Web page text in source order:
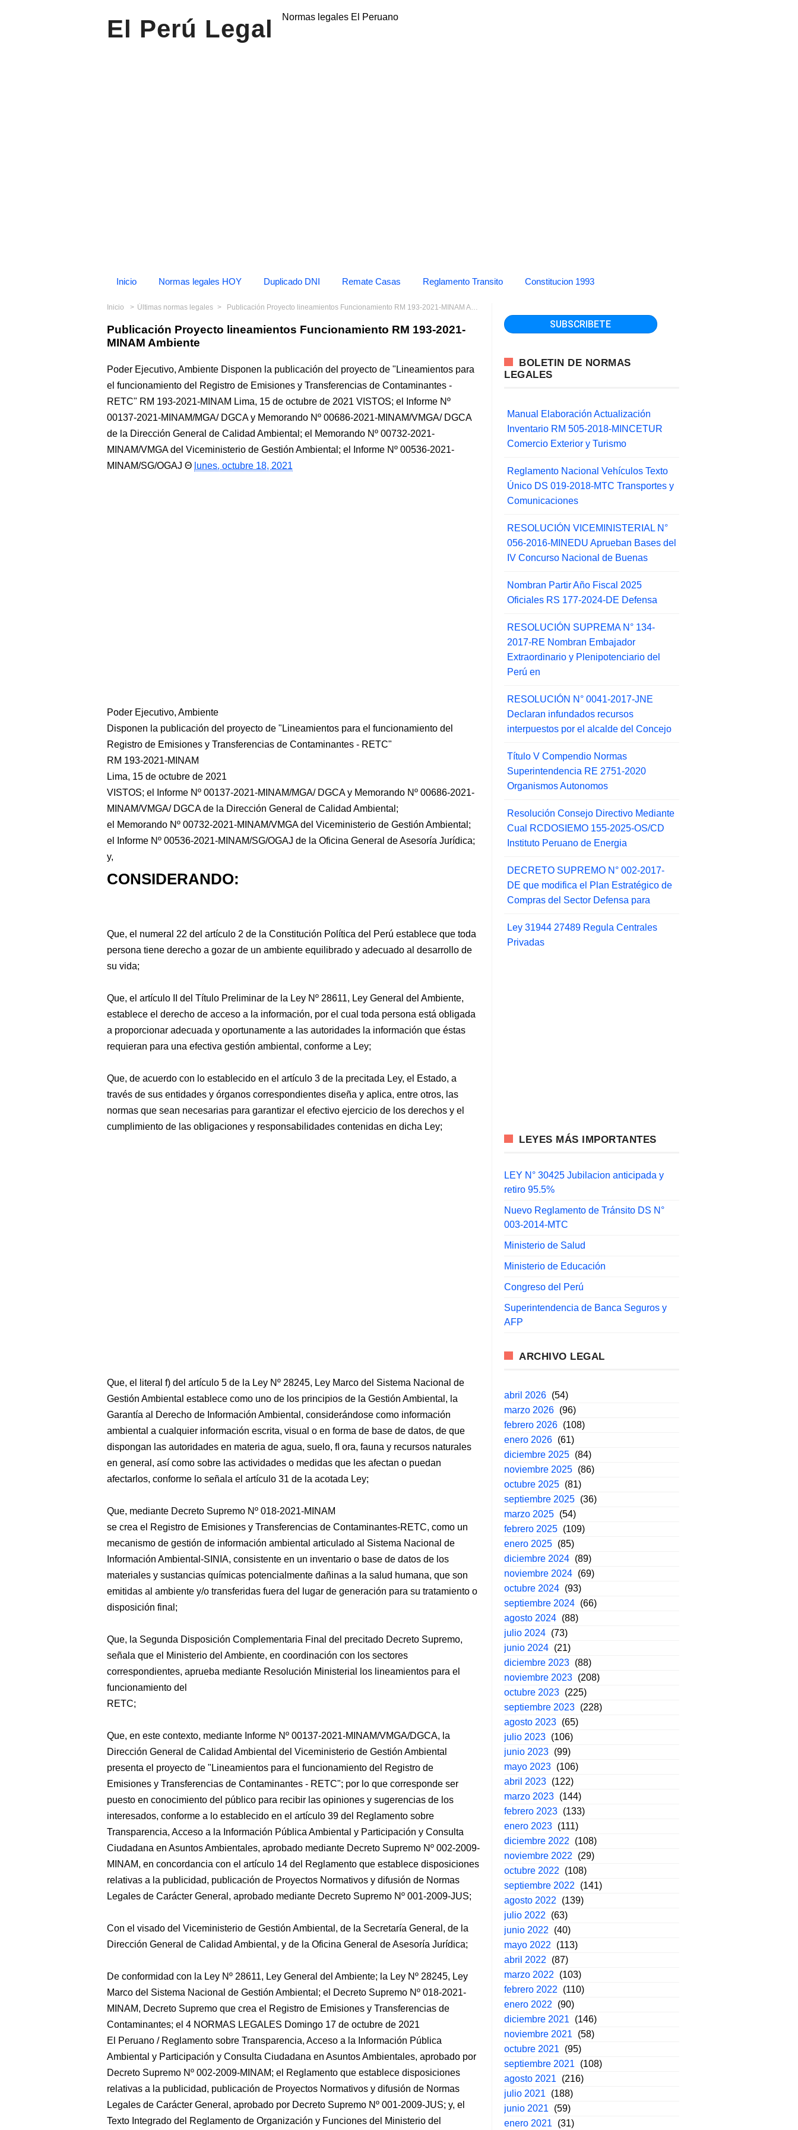
El Perú Legal Normas legales El Peruano
Inicio Normas legales HOY Duplicado DNI Remate Casas Reglamento Transito Constitucion 1993
Inicio Últimas normas legales Publicación Proyecto lineamientos Funcionamiento RM 193-2021-MINAM Ambiente
Publicación Proyecto lineamientos Funcionamiento RM 193-2021-
MINAM Ambiente
Poder Ejecutivo, Ambiente Disponen la publicación del proyecto de "Lineamientos para
el funcionamiento del Registro de Emisiones y Transferencias de Contaminantes -
RETC" RM 193-2021-MINAM Lima, 15 de octubre de 2021 VISTOS; el Informe Nº
00137-2021-MINAM/MGA/ DGCA y Memorando Nº 00686-2021-MINAM/VMGA/ DGCA
de la Dirección General de Calidad Ambiental; el Memorando Nº 00732-2021-
MINAM/VMGA del Viceministerio de Gestión Ambiental; el Informe Nº 00536-2021-
MINAM/SG/OGAJ
lunes, octubre 18, 2021
Poder Ejecutivo, Ambiente
Disponen la publicación del proyecto de "Lineamientos para el funcionamiento del
Registro de Emisiones y Transferencias de Contaminantes - RETC"
RM 193-2021-MINAM
Lima, 15 de octubre de 2021
VISTOS; el Informe Nº 00137-2021-MINAM/MGA/ DGCA y Memorando Nº 00686-2021-
MINAM/VMGA/ DGCA de la Dirección General de Calidad Ambiental;
el Memorando Nº 00732-2021-MINAM/VMGA del Viceministerio de Gestión Ambiental;
el Informe Nº 00536-2021-MINAM/SG/OGAJ de la Oficina General de Asesoría Jurídica;
y,
CONSIDERANDO:
Que, el numeral 22 del artículo 2 de la Constitución Política del Perú establece que toda
persona tiene derecho a gozar de un ambiente equilibrado y adecuado al desarrollo de
su vida;
Que, el artículo II del Título Preliminar de la Ley Nº 28611, Ley General del Ambiente,
establece el derecho de acceso a la información, por el cual toda persona está obligada
a proporcionar adecuada y oportunamente a las autoridades la información que éstas
requieran para una efectiva gestión ambiental, conforme a Ley;
Que, de acuerdo con lo establecido en el artículo 3 de la precitada Ley, el Estado, a
través de sus entidades y órganos correspondientes diseña y aplica, entre otros, las
normas que sean necesarias para garantizar el efectivo ejercicio de los derechos y el
cumplimiento de las obligaciones y responsabilidades contenidas en dicha Ley;
Que, el literal f) del artículo 5 de la Ley Nº 28245, Ley Marco del Sistema Nacional de
Gestión Ambiental establece como uno de los principios de la Gestión Ambiental, la
Garantía al Derecho de Información Ambiental, considerándose como información
ambiental a cualquier información escrita, visual o en forma de base de datos, de que
dispongan las autoridades en materia de agua, suelo, ﬂ ora, fauna y recursos naturales
en general, así como sobre las actividades o medidas que les afectan o puedan
afectarlos, conforme lo señala el artículo 31 de la acotada Ley;
Que, mediante Decreto Supremo Nº 018-2021-MINAM
se crea el Registro de Emisiones y Transferencias de Contaminantes-RETC, como un
mecanismo de gestión de información ambiental articulado al Sistema Nacional de
Información Ambiental-SINIA, consistente en un inventario o base de datos de los
materiales y sustancias químicas potencialmente dañinas a la salud humana, que son
emitidas al ambiente y/o transferidas fuera del lugar de generación para su tratamiento o
disposición final;
Que, la Segunda Disposición Complementaria Final del precitado Decreto Supremo,
señala que el Ministerio del Ambiente, en coordinación con los sectores
correspondientes, aprueba mediante Resolución Ministerial los lineamientos para el
funcionamiento del
RETC;
Que, en este contexto, mediante Informe Nº 00137-2021-MINAM/VMGA/DGCA, la
Dirección General de Calidad Ambiental del Viceministerio de Gestión Ambiental
presenta el proyecto de "Lineamientos para el funcionamiento del Registro de
Emisiones y Transferencias de Contaminantes - RETC"; por lo que corresponde ser
puesto en conocimiento del público para recibir las opiniones y sugerencias de los
interesados, conforme a lo establecido en el artículo 39 del Reglamento sobre
Transparencia, Acceso a la Información Pública Ambiental y Participación y Consulta
Ciudadana en Asuntos Ambientales, aprobado mediante Decreto Supremo Nº 002-2009-
MINAM, en concordancia con el artículo 14 del Reglamento que establece disposiciones
relativas a la publicidad, publicación de Proyectos Normativos y difusión de Normas
Legales de Carácter General, aprobado mediante Decreto Supremo Nº 001-2009-JUS;
Con el visado del Viceministerio de Gestión Ambiental, de la Secretaría General, de la
Dirección General de Calidad Ambiental, y de la Oficina General de Asesoría Jurídica;
De conformidad con la Ley Nº 28611, Ley General del Ambiente; la Ley Nº 28245, Ley
Marco del Sistema Nacional de Gestión Ambiental; el Decreto Supremo Nº 018-2021-
MINAM, Decreto Supremo que crea el Registro de Emisiones y Transferencias de
Contaminantes; el 4 NORMAS LEGALES Domingo 17 de octubre de 2021
El Peruano / Reglamento sobre Transparencia, Acceso a la Información Pública
Ambiental y Participación y Consulta Ciudadana en Asuntos Ambientales, aprobado por
Decreto Supremo Nº 002-2009-MINAM; el Reglamento que establece disposiciones
relativas a la publicidad, publicación de Proyectos Normativos y difusión de Normas
Legales de Carácter General, aprobado por Decreto Supremo Nº 001-2009-JUS; y, el
Texto Integrado del Reglamento de Organización y Funciones del Ministerio del
BOLETIN DE NORMAS
LEGALES
Manual Elaboración Actualización
Inventario RM 505-2018-MINCETUR
Comercio Exterior y Turismo
Reglamento Nacional Vehículos Texto
Único DS 019-2018-MTC Transportes y
Comunicaciones
RESOLUCIÓN VICEMINISTERIAL N°
056-2016-MINEDU Aprueban Bases del
IV Concurso Nacional de Buenas
Nombran Partir Año Fiscal 2025
Oficiales RS 177-2024-DE Defensa
RESOLUCIÓN SUPREMA N° 134-
2017-RE Nombran Embajador
Extraordinario y Plenipotenciario del
Perú en
RESOLUCIÓN N° 0041-2017-JNE
Declaran infundados recursos
interpuestos por el alcalde del Concejo
Título V Compendio Normas
Superintendencia RE 2751-2020
Organismos Autonomos
Resolución Consejo Directivo Mediante
Cual RCDOSIEMO 155-2025-OS/CD
Instituto Peruano de Energia
DECRETO SUPREMO N° 002-2017-
DE que modifica el Plan Estratégico de
Compras del Sector Defensa para
Ley 31944 27489 Regula Centrales
Privadas
LEYES MÁS IMPORTANTES
LEY N° 30425 Jubilacion anticipada y
retiro 95.5%
Nuevo Reglamento de Tránsito DS N°
003-2014-MTC
Ministerio de Salud
Ministerio de Educación
Congreso del Perú
Superintendencia de Banca Seguros y
AFP
ARCHIVO LEGAL
abril 2026 (54)
marzo 2026 (96)
febrero 2026 (108)
enero 2026 (61)
diciembre 2025 (84)
noviembre 2025 (86)
octubre 2025 (81)
septiembre 2025 (36)
marzo 2025 (54)
febrero 2025 (109)
enero 2025 (85)
diciembre 2024 (89)
noviembre 2024 (69)
octubre 2024 (93)
septiembre 2024 (66)
agosto 2024 (88)
julio 2024 (73)
junio 2024 (21)
diciembre 2023 (88)
noviembre 2023 (208)
octubre 2023 (225)
septiembre 2023 (228)
agosto 2023 (65)
julio 2023 (106)
junio 2023 (99)
mayo 2023 (106)
abril 2023 (122)
marzo 2023 (144)
febrero 2023 (133)
enero 2023 (111)
diciembre 2022
(108)
noviembre 2022
(29)
octubre 2022
(108)
septiembre 2022
(141)
agosto 2022
(139)
julio 2022
(63)
junio 2022
(40)
mayo 2022
(113)
abril 2022
(87)
marzo 2022
(103)
febrero 2022
(110)
enero 2022
(90)
diciembre 2021
(146)
noviembre 2021
(58)
octubre 2021
(95)
septiembre 2021
(108)
agosto 2021
(216)
julio 2021
(188)
junio 2021
(59)
enero 2021
(31)